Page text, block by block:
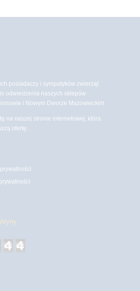
posiadaczy i sympatyków zwierząt
odwiedzenia naszych sklepów
i Nowym Dworze Mazowieckim
na naszej stronie internetowej, która
ofertę.